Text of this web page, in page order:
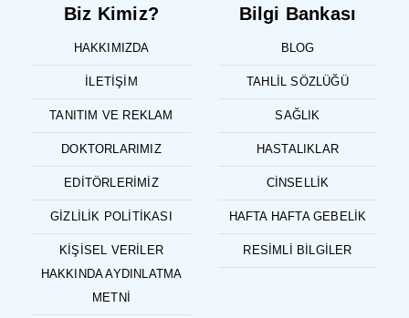
Biz Kimiz?
HAKKIMIZDA
İLETIŞIM
TANITIM VE REKLAM
DOKTORLARIMIZ
EDITÖRLERIMIZ
GIZLILIK POLITIKASI
KIŞISEL VERILER
HAKKINDA AYDINLATMA
METNI
Bilgi Bankası
BLOG
TAHLIL SÖZLÜĞÜ
SAĞLIK
HASTALIKLAR
CINSELLIK
HAFTA HAFTA GEBELIK
RESIMLI BILGILER